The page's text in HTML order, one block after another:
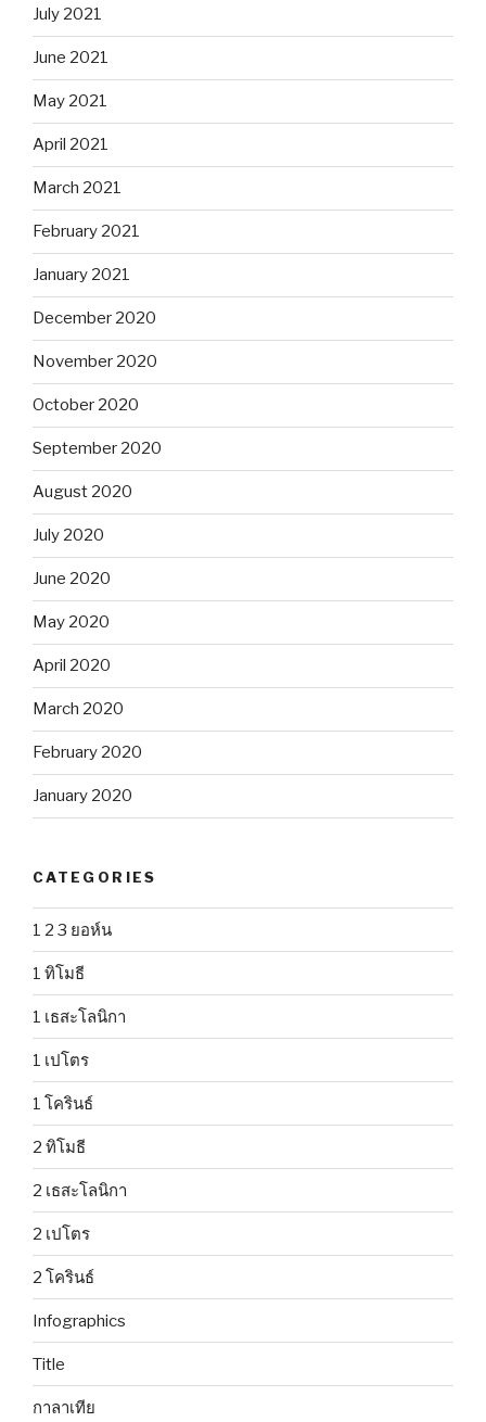
July 2021
June 2021
May 2021
April 2021
March 2021
February 2021
January 2021
December 2020
November 2020
October 2020
September 2020
August 2020
July 2020
June 2020
May 2020
April 2020
March 2020
February 2020
January 2020
CATEGORIES
1 2 3 ยอห์น
1 ทิโมธี
1 เธสะโลนิกา
1 เปโตร
1 โครินธ์
2 ทิโมธี
2 เธสะโลนิกา
2 เปโตร
2 โครินธ์
Infographics
Title
กาลาเทีย